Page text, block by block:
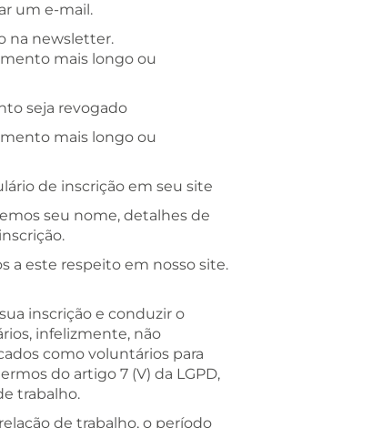
um e-mail.
na newsletter.
mais longo ou
seja revogado
mais longo ou
de inscrição em seu site
seu nome, detalhes de
a este respeito em nosso site.
inscrição e conduzir o
infelizmente, não
como voluntários para
do artigo 7 (V) da LGPD,
trabalho.
de trabalho, o período